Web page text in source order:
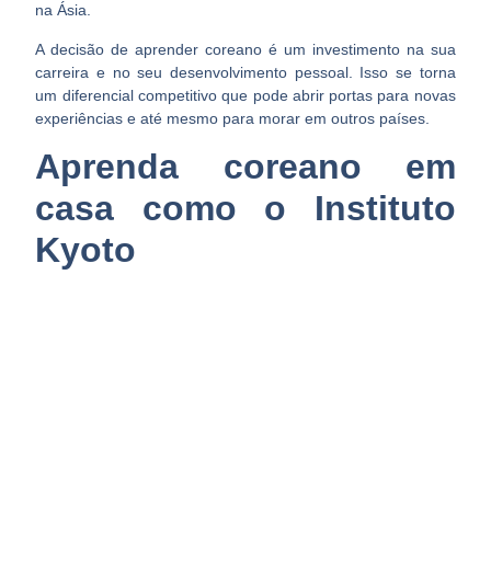
na Ásia.
A decisão de aprender coreano é um investimento na sua
carreira e no seu desenvolvimento pessoal. Isso se torna
um diferencial competitivo que pode abrir portas para novas
experiências e até mesmo para morar em outros países.
Aprenda coreano em
casa como o Instituto
Kyoto